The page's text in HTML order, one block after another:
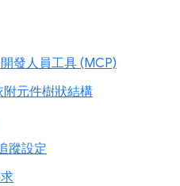
發人員工具 (MCP)
元件樹狀結構
蹤設定